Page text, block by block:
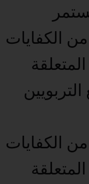
الكفايات
الكفايات